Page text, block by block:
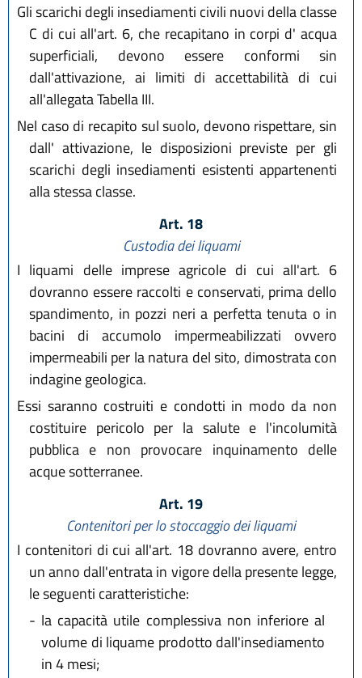
Gli scarichi degli insediamenti civili nuovi della classe
C di cui all'art. 6, che recapitano in corpi d' acqua
superficiali, devono essere conformi sin
dall'attivazione, ai limiti di accettabilità di cui
all'allegata Tabella III.
Nel caso di recapito sul suolo, devono rispettare, sin
dall' attivazione, le disposizioni previste per gli
scarichi degli insediamenti esistenti appartenenti
alla stessa classe.
Art. 18
Custodia dei liquami
I liquami delle imprese agricole di cui all'art. 6
dovranno essere raccolti e conservati, prima dello
spandimento, in pozzi neri a perfetta tenuta o in
bacini di accumolo impermeabilizzati ovvero
impermeabili per la natura del sito, dimostrata con
indagine geologica.
Essi saranno costruiti e condotti in modo da non
costituire pericolo per la salute e l'incolumità
pubblica e non provocare inquinamento delle
acque sotterranee.
Art. 19
Contenitori per lo stoccaggio dei liquami
I contenitori di cui all'art. 18 dovranno avere, entro
un anno dall'entrata in vigore della presente legge,
le seguenti caratteristiche:
- la capacità utile complessiva non inferiore al
volume di liquame prodotto dall'insediamento
in 4 mesi;